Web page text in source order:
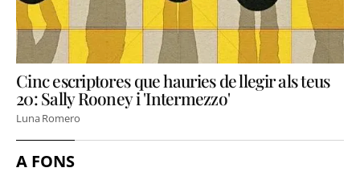
Cinc escriptores que hauries de llegir als teus
20: Sally Rooney i 'Intermezzo'
Luna Romero
A FONS